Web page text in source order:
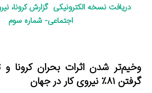
دریافت نسخه الکترونیکی گزارش کرونا،
اجتماعی- شماره سوم
وخیم‌تر شدن اثرات بحران کرونا و
گرفتن ۸۱٪ نیروی کار در جهان